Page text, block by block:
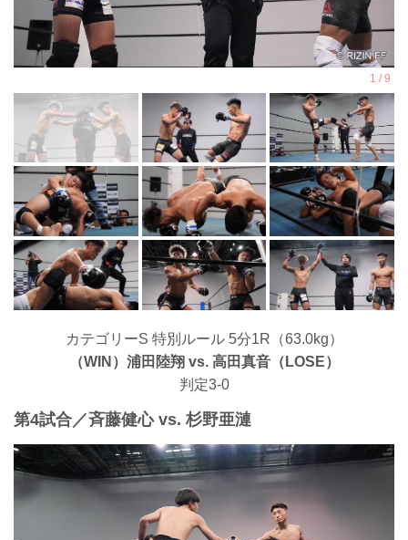
カテゴリーS 特別ルール 5分1R（63.0kg）
（WIN）浦田陸翔 vs. 高田真音（LOSE）
判定3-0
第4試合／⻫藤健心 vs. 杉野亜漣